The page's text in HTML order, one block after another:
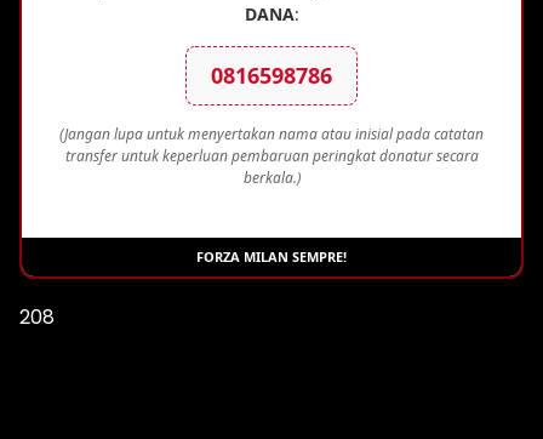
DANA:
0816598786
(Jangan lupa untuk menyertakan nama atau inisial pada catatan
transfer untuk keperluan pembaruan peringkat donatur secara
berkala.)
FORZA MILAN SEMPRE!
208